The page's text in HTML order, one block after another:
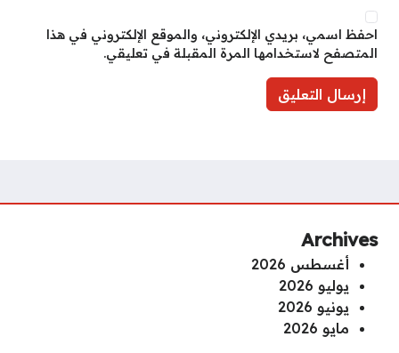
احفظ اسمي، بريدي الإلكتروني، والموقع الإلكتروني في هذا
المتصفح لاستخدامها المرة المقبلة في تعليقي.
Archives
أغسطس 2026
يوليو 2026
يونيو 2026
مايو 2026